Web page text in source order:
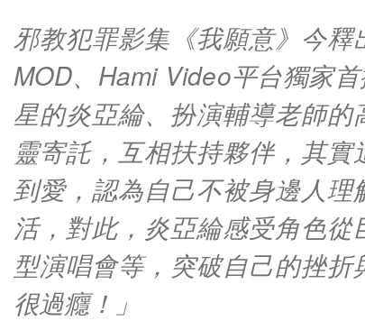
邪教犯罪影集《我願意》今
MOD、Hami Video平台獨家
星的炎亞綸、扮演輔導老師
靈寄託，互相扶持夥伴，其
到愛，認為自己不被身邊人
活，對此，炎亞綸感受角色
型演唱會等，突破自己的挫折
很過癮！」